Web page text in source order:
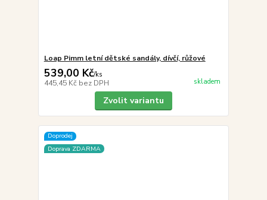
Loap Pimm letní dětské sandály, dívčí, růžové
539,00 Kč/ks
445,45 Kč bez DPH skladem
Zvolit variantu
Doprodej
Doprava ZDARMA